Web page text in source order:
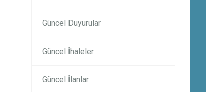
Güncel Duyurular
Güncel İhaleler
Güncel İlanlar